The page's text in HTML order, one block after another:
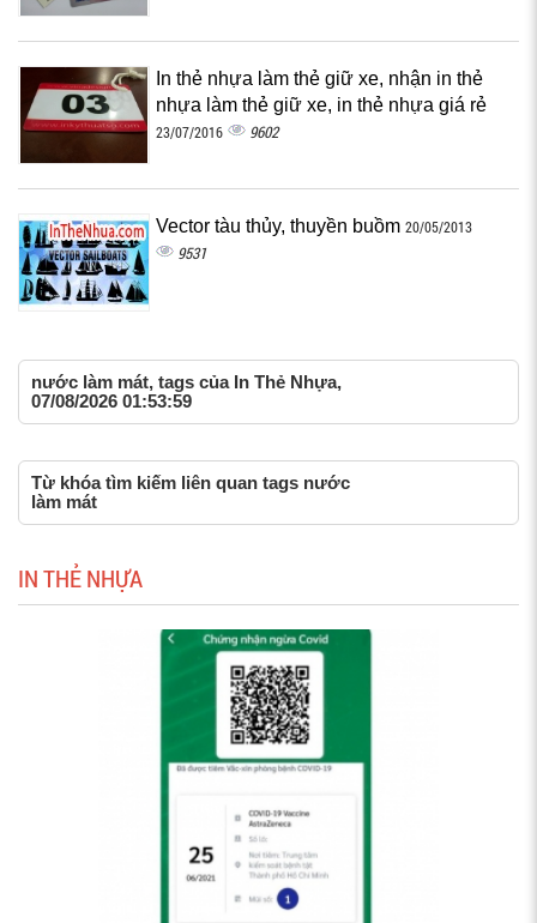
In thẻ nhựa làm thẻ giữ xe, nhận in thẻ
nhựa làm thẻ giữ xe, in thẻ nhựa giá rẻ
23/07/2016 9602
Vector tàu thủy, thuyền buồm 20/05/2013
9531
nước làm mát, tags của In Thẻ Nhựa,
07/08/2026 01:53:59
Từ khóa tìm kiếm liên quan tags nước
làm mát
IN THẺ NHỰA